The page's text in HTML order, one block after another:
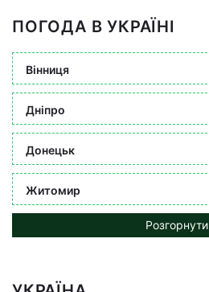
ПОГОДА В УКРАЇНІ
Вінниця
Дніпро
Донецьк
Житомир
Розгорнути